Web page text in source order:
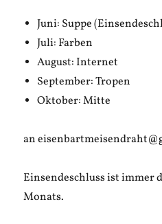
Juni: Suppe
Juli: Farben
August: Internet
September: Tropen
Oktober: Mitte
an
Einsendeschluss ist immer
Monats.